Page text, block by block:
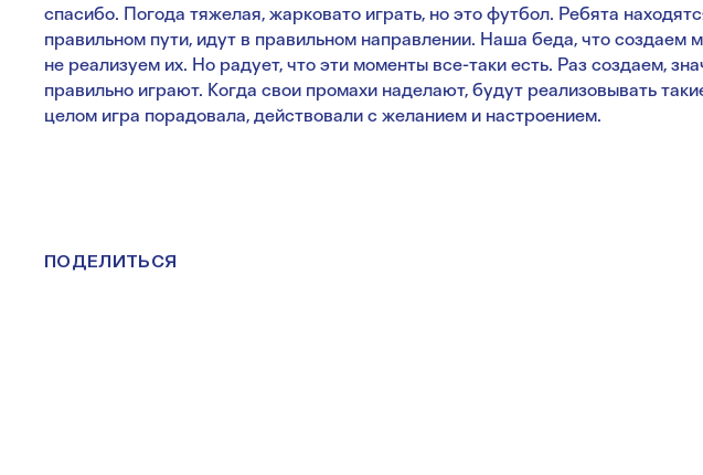
спасибо. Погода тяжелая, жарковато играть, но это футбол. Ребята
правильном пути, идут в правильном направлении. Наша беда, что создаем
не реализуем их. Но радует, что эти моменты все-таки есть. Раз создаем,
правильно играют. Когда свои промахи наделают, будут реализовывать
целом игра порадовала, действовали с желанием и настроением.
ПОДЕЛИТЬСЯ